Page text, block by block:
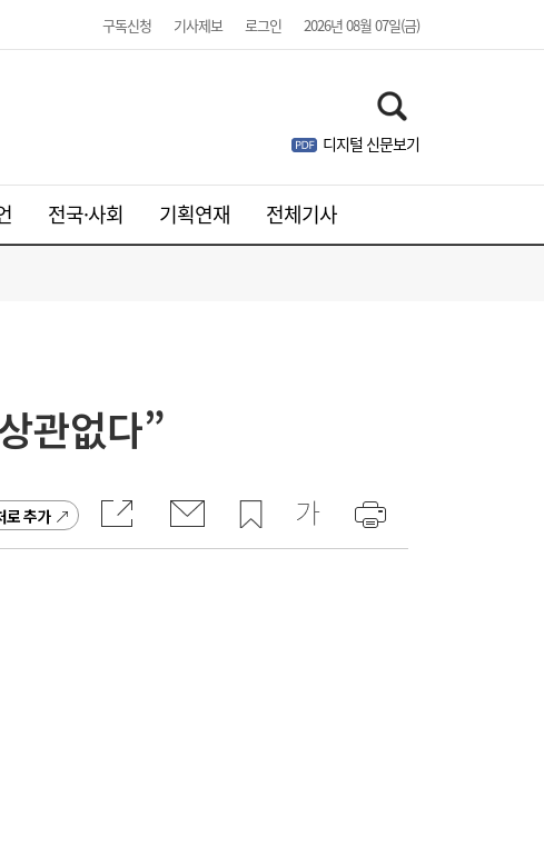
구독신청 기사제보 로그인 2026년 08월 07일(금)
디지털 신문보기
전국·사회 기획연재 전체기사
관없다”
로 추가